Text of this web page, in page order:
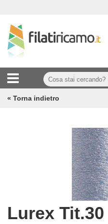
« Torna indietro
Lurex